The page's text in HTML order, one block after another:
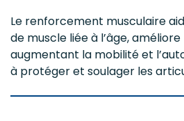
Le renforcement musculaire
de muscle liée à l’âge,
augmentant la mobilité et
à protéger et soulager les